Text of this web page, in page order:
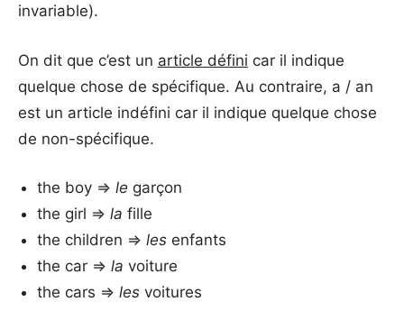
invariable).
On dit que c’est un article défini car il indique
quelque chose de spécifique. Au contraire, a / an
est un article indéfini car il indique quelque chose
de non-spécifique.
the boy =>le garçon
the girl =>la fille
the children =>les enfants
the car => la voiture
the cars =>les voitures